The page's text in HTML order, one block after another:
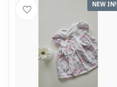
NEW IN!